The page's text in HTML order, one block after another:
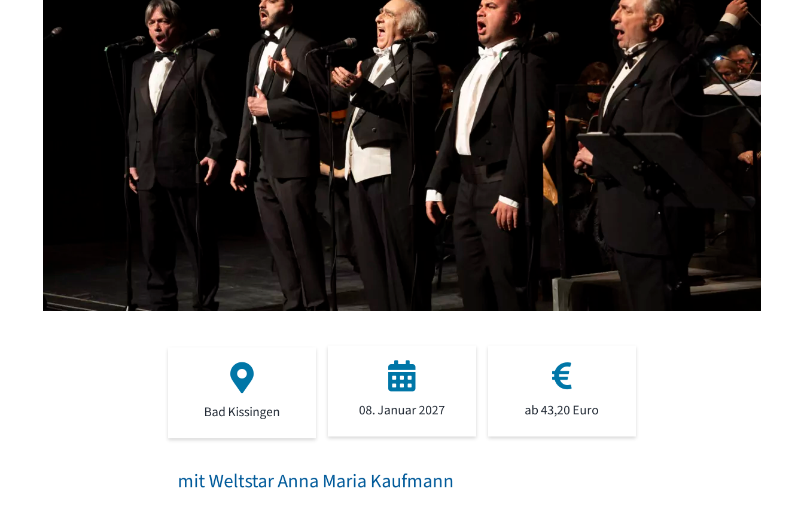
Bad Kissingen 08. Januar 2027 ab 43,20 Euro
mit Weltstar Anna Maria Kaufmann